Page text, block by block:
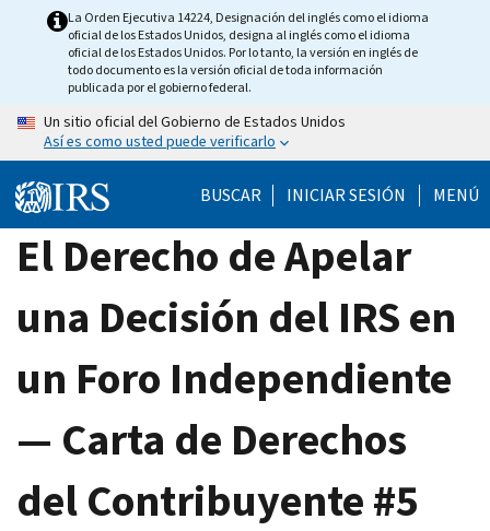
La Orden Ejecutiva 14224, Designación del inglés como el idioma
oficial de los Estados Unidos, designa al inglés como el idioma
oficial de los Estados Unidos. Por lo tanto, la versión en inglés de
todo documento es la versión oficial de toda información
publicada por el gobierno federal.
Un sitio oficial del Gobierno de Estados Unidos
Así es como usted puede verificarlo
BUSCAR INICIAR SESIÓN MENÚ
El Derecho de Apelar
una Decisión del IRS en
un Foro Independiente
— Carta de Derechos
del Contribuyente #5